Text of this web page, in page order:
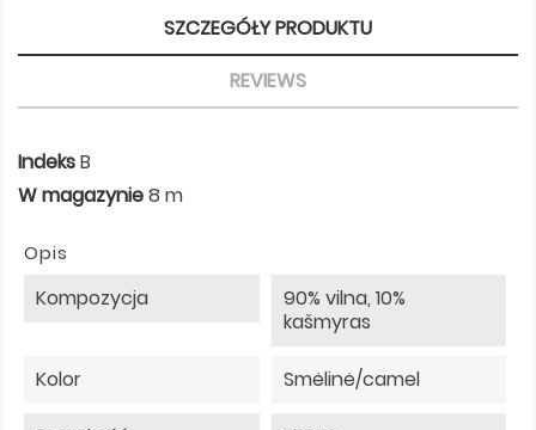
SZCZEGÓŁY PRODUKTU
REVIEWS
IndeksB
W magazynie8 m
Opis
Kompozycja
90% vilna, 10%
kašmyras
Kolor Smėlinė/camel